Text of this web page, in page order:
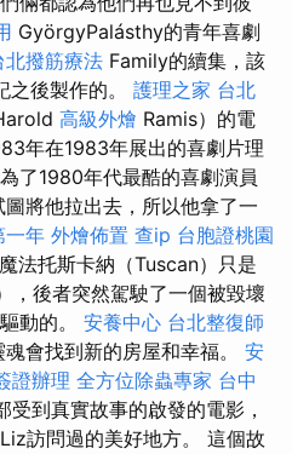
GyörgyPalásthy的青年喜劇
北撥筋療法 Family的續集，該
後製作的。 護理之家 台北
高級外燴 Ramis）的電
年在1983年展出的喜劇片理
了1980年代最酷的喜劇演員
將他拉出去，所以他拿了一
一年 外燴佈置 查ip 台胞證桃園
魔法托斯卡納（Tuscan）只是
，後者突然駕駛了一個被毀壞
動的。 安養中心 台北整復師
會找到新的房屋和幸福。 安
證辦理 全方位除蟲專家 台中
受到真實故事的啟發的電影，
訪問過的美好地方。 這個故